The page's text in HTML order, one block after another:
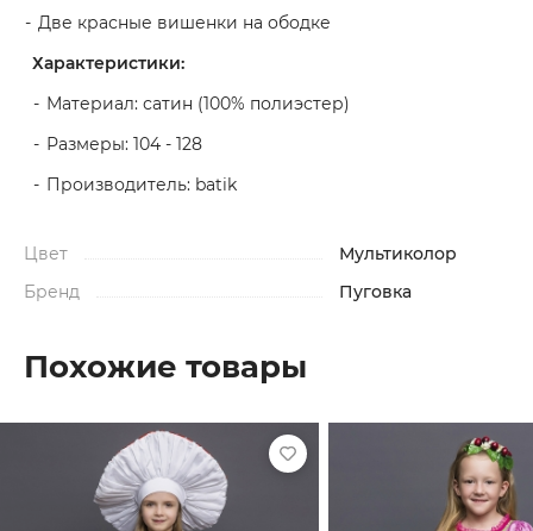
Две красные вишенки на ободке
Характеристики:
Материал: сатин (100% полиэстер)
Размеры: 104 - 128
Производитель: batik
Цвет
Мультиколор
Бренд
Пуговка
Похожие товары